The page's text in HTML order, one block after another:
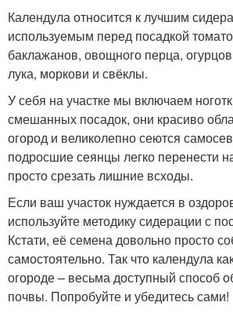
Календула относится к лучшим
используемым перед посадкой
баклажанов, овощного перца,
лука, моркови и свёклы.
У себя на участке мы включаем
смешанных посадок, они красиво
огород и великолепно сеются
подросшие сеянцы легко перенести
просто срезать лишние всходы.
Если ваш участок нуждается в
используйте методику сидерации с
Кстати, её семена довольно просто
самостоятельно. Так что календула
огороде – весьма доступный способ
почвы. Попробуйте и убедитесь сами!